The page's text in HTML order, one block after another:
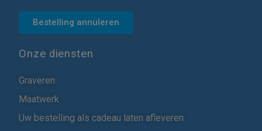
Bestelling annuleren
Onze diensten
Graveren
Maatwerk
Uw bestelling als cadeau laten afleveren